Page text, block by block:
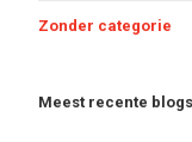
Zonder categorie
Meest recente blogs